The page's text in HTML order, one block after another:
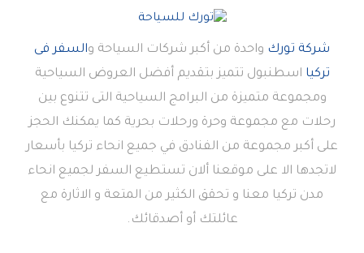
شركة تورك واحدة من أكبر شركات السياحة والسفر فى
تركيا اسطنبول تتميز بتقديم أفضل العروض السياحية
ومجموعة متميزة من البرامج السياحية التى تتنوع بين
رحلات مع مجموعة وحرة ورحلات بحرية كما يمكنك الحجز
على أكبر مجموعة من الفنادق في جميع انحاء تركيا بأسعار
لاتجدها الا على موقعنا ألان تستطيع السفر لجميع انحاء
مدن تركيا معنا و تحقق الكثير من المتعة و الاثارة مع
عائلتك أو أصدقائك.